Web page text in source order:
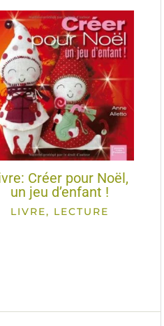
Créer pour Noël,
un jeu d’enfant !
LIVRE, LECTURE